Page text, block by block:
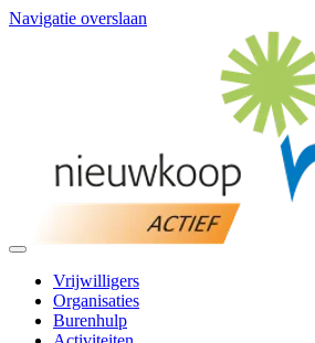
Navigatie overslaan
Vrijwilligers
Organisaties
Burenhulp